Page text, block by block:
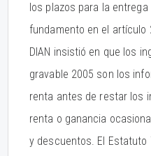
los plazos para la
fundamento en el artículo
DIAN insistió en que los
gravable 2005 son los
renta antes de restar los
renta o ganancia
y descuentos. El Estatuto